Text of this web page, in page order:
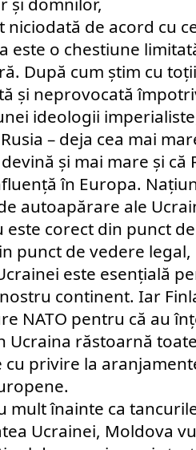
niciodată de acord cu
este o chestiune
După cum știm cu
și neprovocată
ideologii
– deja cea mai
și mai mare și că
în Europa.
autoapărare ale
este corect din punct
punct de vedere
este esențială
continent. Iar
NATO pentru că au
Ucraina răstoarnă
privire la
mult înainte ca
Ucrainei, Moldova